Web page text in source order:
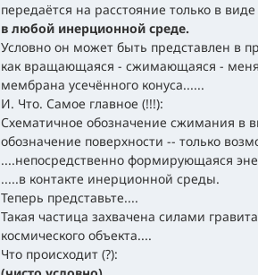
передаётся на расстояние только в виде
в любой инерционной среде.
Условно он может быть представлен в
как вращающаяся - сжимающаяся -
мембрана усечённого конуса......
И. Что. Самое главное (!!!):
Схематичное обозначение сжимания в
обозначение поверхности -- только
....непосредственно формирующаяся
.....в контакте инерционной среды.
Теперь представьте....
Такая частица захвачена силами
космического объекта....
Что происходит (?):